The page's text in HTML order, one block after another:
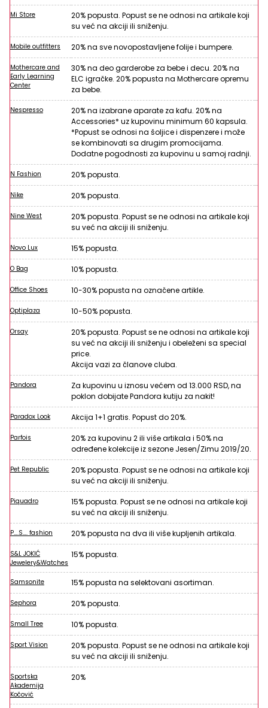
Mi Store
20% popusta. Popust se ne odnosi na artikale koji
su već na akciji ili sniženju.
Mobile outfitters 20% na sve novopostavljene folije i bumpere.
Mothercare and
Early Learning
Center
30% na deo garderobe za bebe i decu. 20% na
ELC igračke. 20% popusta na Mothercare opremu
za bebe.
Nespresso
20% na izabrane aparate za kafu. 20% na
Accessories* uz kupovinu minimum 60 kapsula.
*Popust se odnosi na šoljice i dispenzere i može
se kombinovati sa drugim promocijama.
Dodatne pogodnosti za kupovinu u samoj radnji.
N Fashion 20% popusta.
Nike 20% popusta.
Nine West
20% popusta. Popust se ne odnosi na artikale koji
su već na akciji ili sniženju.
Novo Lux 15% popusta.
O Bag 10% popusta.
Office Shoes 10-30% popusta na označene artikle.
Optiplaza 10-50% popusta.
Orsay
20% popusta. Popust se ne odnosi na artikale koji
su već na akciji ili sniženju i obeleženi sa special
price.
Akcija vazi za članove cluba.
Pandora
Za kupovinu u iznosu većem od 13.000 RSD, na
poklon dobijate Pandora kutiju za nakit!
Paradox Look Akcija 1+1 gratis. Popust do 20%.
Parfois
20% za kupovinu 2 ili više artikala i 50% na
određene kolekcije iz sezone Jesen/Zimu 2019/20.
Pet Republic
20% popusta. Popust se ne odnosi na artikale koji
su već na akciji ili sniženju.
Piquadro
15% popusta. Popust se ne odnosi na artikale koji
su već na akciji ili sniženju.
P….S…. fashion 20% popusta na dva ili više kupljenih artikala.
S&L JOKIĆ
Jewelery&Watches
15% popusta.
Samsonite 15% popusta na selektovani asortiman.
Sephora 20% popusta.
Small Tree 10% popusta.
Sport Vision
20% popusta. Popust se ne odnosi na artikale koji
su već na akciji ili sniženju.
Sportska
Akademija
Kočović
20%